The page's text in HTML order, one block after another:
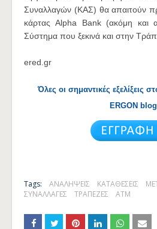
Συναλλαγών (ΚΑΣ) θα απαιτούν
κάρτας Alpha Bank (ακόμη και
Σύστημα που ξεκινά και στην
ered.gr
Όλες οι σημαντικές εξελίξεις
ERGON
Tags: ΑΝΑΛΗΨΕΙΣ ΚΑΤΑΘΕΣΕΙΣ
ΣΥΝΑΛΛΑΓΕΣ
ΤΡΑΠΕΖΕΣ ATM